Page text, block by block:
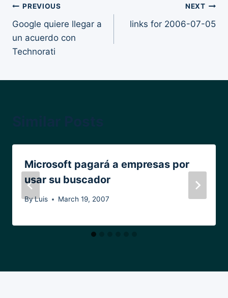
Post
navigation
PREVIOUS
Google quiere llegar a
un acuerdo con
Technorati
NEXT
links for 2006-07-05
Microsoft pagará a empresas por
usar su buscador
ByLuis March 19, 2007